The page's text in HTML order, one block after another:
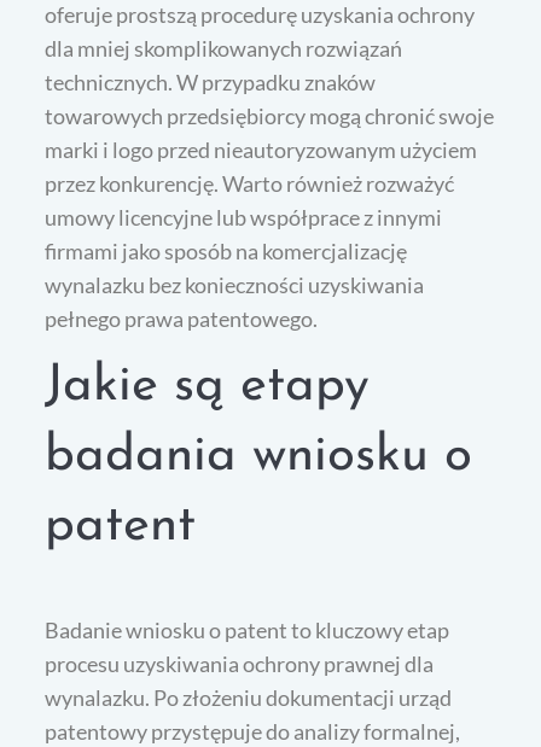
oferuje prostszą procedurę uzyskania ochrony
dla mniej skomplikowanych rozwiązań
technicznych. W przypadku znaków
towarowych przedsiębiorcy mogą chronić swoje
marki i logo przed nieautoryzowanym użyciem
przez konkurencję. Warto również rozważyć
umowy licencyjne lub współprace z innymi
firmami jako sposób na komercjalizację
wynalazku bez konieczności uzyskiwania
pełnego prawa patentowego.
Jakie są etapy
badania wniosku o
patent
Badanie wniosku o patent to kluczowy etap
procesu uzyskiwania ochrony prawnej dla
wynalazku. Po złożeniu dokumentacji urząd
patentowy przystępuje do analizy formalnej,